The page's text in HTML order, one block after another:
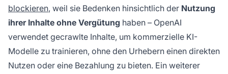
blockieren, weil sie Bedenken hinsichtlich der Nutzung
ihrer Inhalte ohne Vergütung haben – OpenAI
verwendet gecrawlte Inhalte, um kommerzielle KI-
Modelle zu trainieren, ohne den Urhebern einen direkten
Nutzen oder eine Bezahlung zu bieten. Ein weiterer